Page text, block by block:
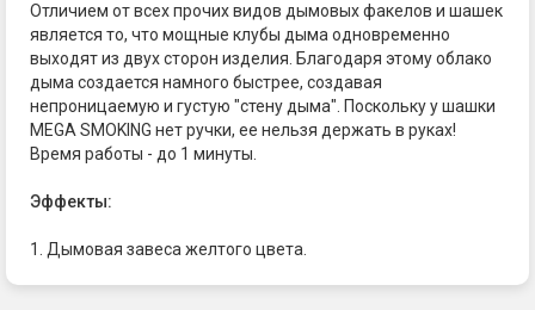
Отличием от всех прочих видов дымовых факелов и шашек
является то, что мощные клубы дыма одновременно
выходят из двух сторон изделия. Благодаря этому облако
дыма создается намного быстрее, создавая
непроницаемую и густую "стену дыма". Поскольку у шашки
MEGA SMOKING нет ручки, ее нельзя держать в руках!
Время работы - до 1 минуты.
Эффекты:
1. Дымовая завеса желтого цвета.